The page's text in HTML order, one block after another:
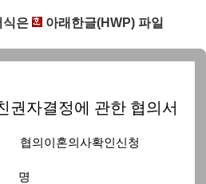
식은 아래한글(HWP) 파일
권자결정에 관한 협의서
혼의사확인신청
성 명